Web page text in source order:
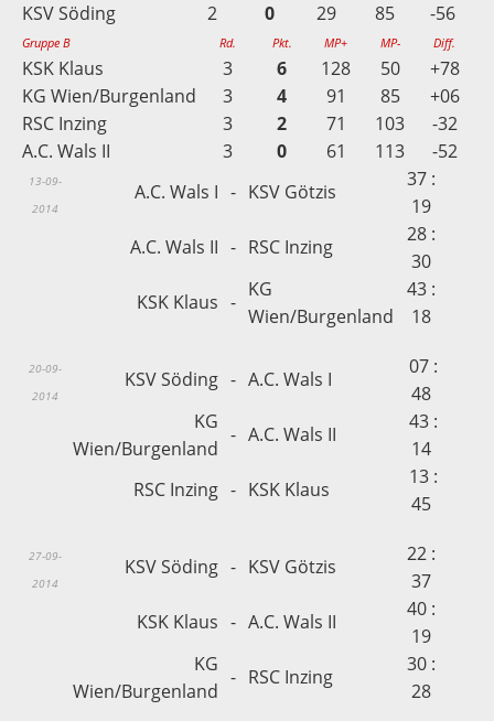
KSV Söding
2 0 29 85 -56
Gruppe B Rd. Pkt. MP+ MP- Diff.
KSK Klaus 3 6 128 50
+78
KG Wien/Burgenland
3 4 91 85
+06
RSC Inzing
3 2 71 103
-32
A.C. Wals II
3 0 61 113 -52
13-09-
2014
A.C. Wals I - KSV Götzis
37 :
19
A.C. Wals II - RSC Inzing
28 :
30
KSK Klaus -
KG
Wien/Burgenland
43 :
18
20-09-
2014
KSV Söding - A.C. Wals I
07 :
48
KG
Wien/Burgenland
- A.C. Wals II
43 :
14
RSC Inzing - KSK Klaus
13 :
45
27-09-
2014
KSV Söding - KSV Götzis
22 :
37
KSK Klaus - A.C. Wals II
40 :
19
KG
Wien/Burgenland
- RSC Inzing
30 :
28